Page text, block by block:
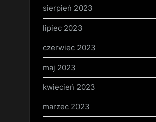
sierpień 2023
lipiec 2023
czerwiec 2023
maj 2023
kwiecień 2023
marzec 2023